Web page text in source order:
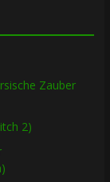
Zauber
2)